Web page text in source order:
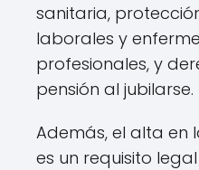
sanitaria,
laborales y
profesionales, y
pensión al jubilarse.
Además, el alta en
es un requisito